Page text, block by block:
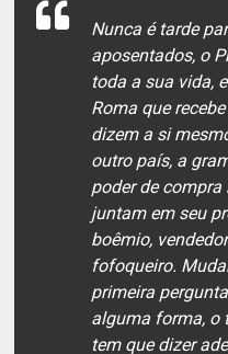
Nunca é tarde
aposentados, o
toda a sua vida,
Roma que
dizem a si
outro país, a
poder de
juntam em seu
boêmio,
fofoqueiro.
primeira
alguma forma, o
tem que dizer